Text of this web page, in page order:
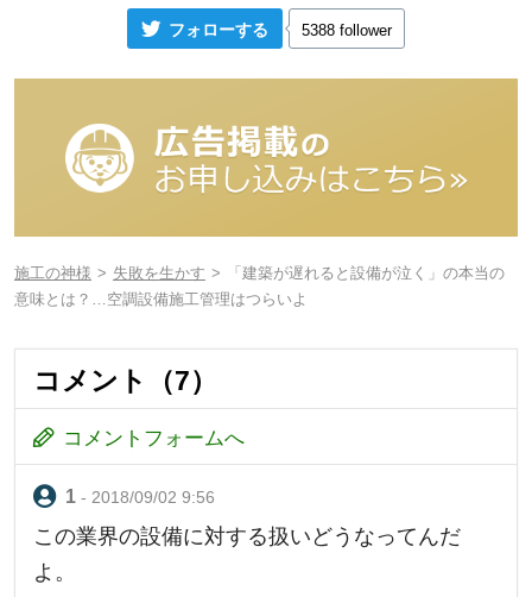
フォローする 5388 follower
施工の神様 失敗を生かす
「建築が遅れると設備が泣く」の本当の
意味とは？…空調設備施工管理はつらいよ
コメント（7）
コメントフォームへ
- 2018/09/02 9:56
この業界の設備に対する扱いどうなってんだ
よ。